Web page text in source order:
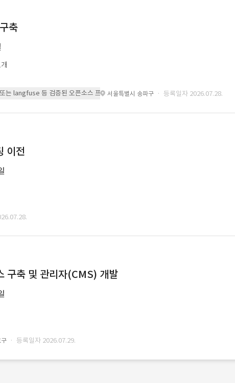
축
는 langfuse 등 검증된 오픈소스 프레임워크를 기반으로 시스템을 구축
서울특별시 송파구 · 등록일자 2026.07.28.
이전
구축 및 관리자(CMS) 개발
· 등록일자 2026.07.29.